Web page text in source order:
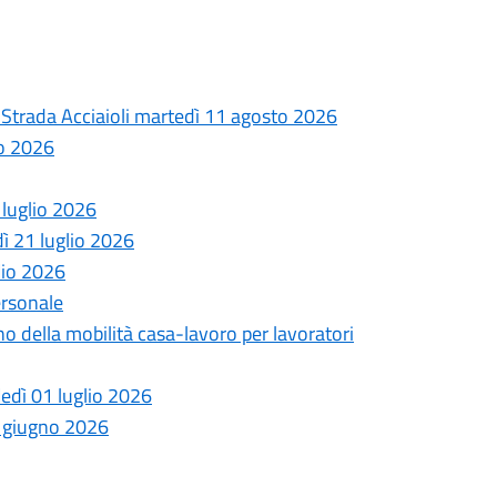
Acciaioli martedì 11 agosto 2026
2026
2026
21 luglio 2026
2026
della mobilità casa-lavoro per lavoratori
01 luglio 2026
2026